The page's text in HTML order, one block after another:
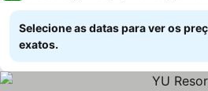
Selecione as datas para ver os
exatos.